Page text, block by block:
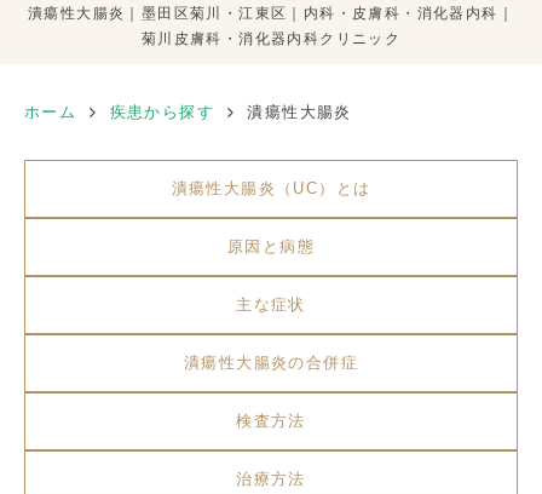
潰瘍性大腸炎｜墨田区菊川・江東区｜内科・皮膚科・消化器内科｜
菊川皮膚科・消化器内科クリニック
ホーム 疾患から探す 潰瘍性大腸炎
潰瘍性大腸炎（UC）とは
原因と病態
主な症状
潰瘍性大腸炎の合併症
検査方法
治療方法